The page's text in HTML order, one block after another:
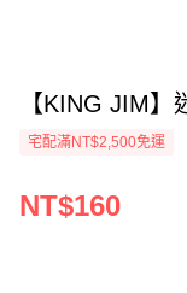
【KING JIM
宅配滿NT$2,500免運
NT$160